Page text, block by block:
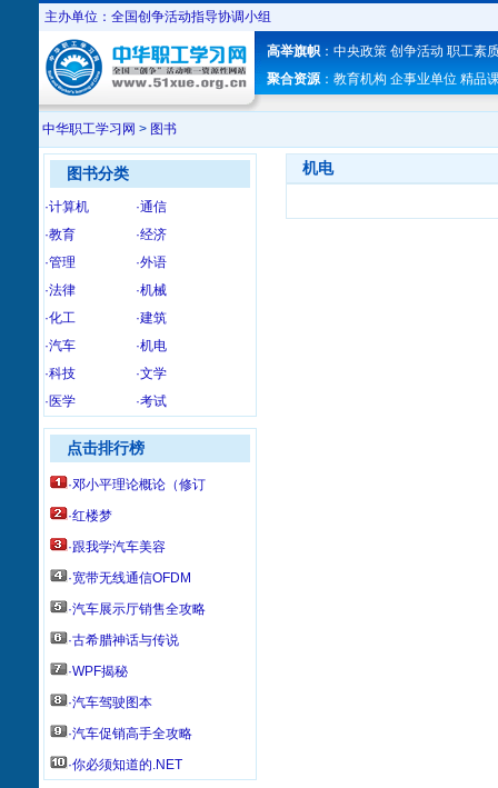
主办单位：全国创争活动指导协调小组
高举旗帜 ： 中央政策 创争活动 职工素
聚合资源： 教育机构 企事业单位 精品
中华职工学习网 > 图书
图书分类
·计算机
·通信
·教育
·经济
·管理
·外语
·法律
·机械
·化工
·建筑
·汽车
·机电
·科技
·文学
·医学
·考试
点击排行榜
·邓小平理论概论（修订
·红楼梦
·跟我学汽车美容
·宽带无线通信OFDM
·汽车展示厅销售全攻略
·古希腊神话与传说
·WPF揭秘
·汽车驾驶图本
·汽车促销高手全攻略
·你必须知道的.NET
机电